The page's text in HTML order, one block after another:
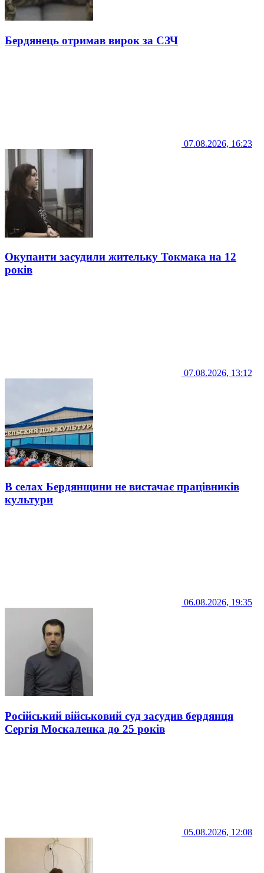
Бердянець отримав вирок за СЗЧ
07.08.2026, 16:23
Окупанти засудили жительку Токмака на 12
років
07.08.2026, 13:12
В селах Бердянщини не вистачає працівників
культури
06.08.2026, 19:35
Російський військовий суд засудив бердянця
Сергія Москаленка до 25 років
05.08.2026, 12:08